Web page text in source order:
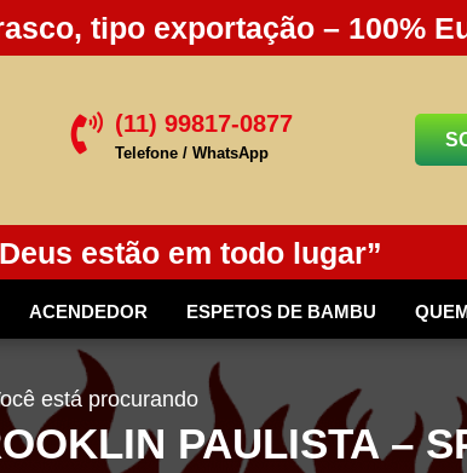
tipo exportação – 100%
 (11) 99817-0877
Telefone / WhatsApp
estão em todo lugar”
ACENDEDOR ESPETOS DE BAMBU
está procurando
PAULISTA –